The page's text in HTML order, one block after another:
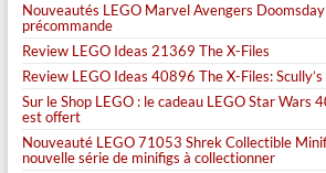
Nouveautés LEGO Marvel Avengers
précommande
Review LEGO Ideas 21369 The X-Files
Review LEGO Ideas 40896 The X-Files:
Sur le Shop LEGO : le cadeau LEGO Star Wars
est offert
Nouveauté LEGO 71053 Shrek Collectible
nouvelle série de minifigs à collectionner